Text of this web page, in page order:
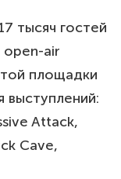
тысяч гостей
open-air
площадки
Attack,
Cave,